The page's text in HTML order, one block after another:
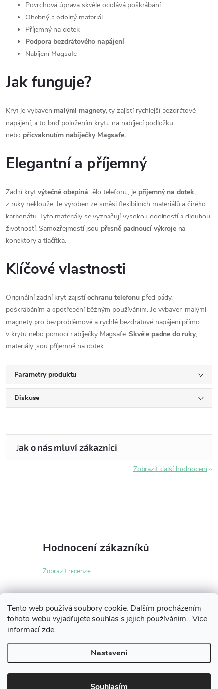
Tento web používá soubory cookie. Dalším procházením
tohoto webu vyjadřujete souhlas s jejich používáním.. Více
informacízde.
Nastavení
Souhlasím
Povrchová úprava skvěle odolává poškrábání
Ohebný a odolný materiál
Příjemný na dotek
Podpora bezdrátového napájení
Nabíjení Magsafe
Jak funguje?
Kryt je vybaven malými magnety, ty zajistí rychlejší bezdrátové
napájení, a to buď položením krytu na nabíjecí podložku
nebo přicvaknutím nabíječky Magsafe.
Elegantní a příjemný
Zadní kryt výtečně obepíná tělo telefonu, je příjemný na dotek,
z ruky neklouže. Je vyroben ze směsi flexibilních materiálů a čirého
karbonátu. Tyto materiály se vyznačují vysokou odolností a dlouhou
životností. Samozřejmostí jsou přesně padnoucí výkroje na
konektory a tlačítka.
Klíčové vlastnosti
Originální zadní kryt zajistí ochranu telefonu před pády,
poškrábáním a opotřebení běžným používáním. Je vybaven malými
magnety pro bezproblémové a rychlé bezdrátové napájení přímo
v krytu nebo pomocí nabíječky Magsafe. Skvěle padne do ruky,
materiály jsou příjemné na dotek.
Parametry produktu
Diskuse
Zobrazit další hodnocení
Hodnocení zákazníků
Zobrazit recenze
Z
á
p
Copyright 2026iLikeNEW.cz. Všechna práva vyhrazena.